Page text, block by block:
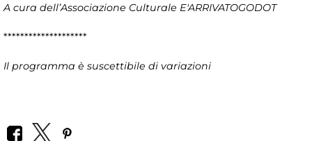
A cura dell’Associazione Culturale E'ARRIVATOGODOT
********************
Il programma è suscettibile di variazioni